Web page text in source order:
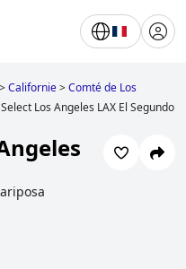
>Californie>Comté de Los
Los Angeles LAX El Segundo